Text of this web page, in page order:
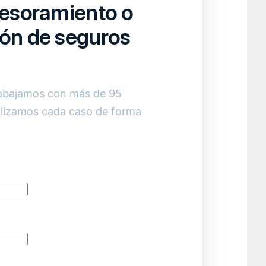
o
de seguros
con más de 95
cada caso de forma